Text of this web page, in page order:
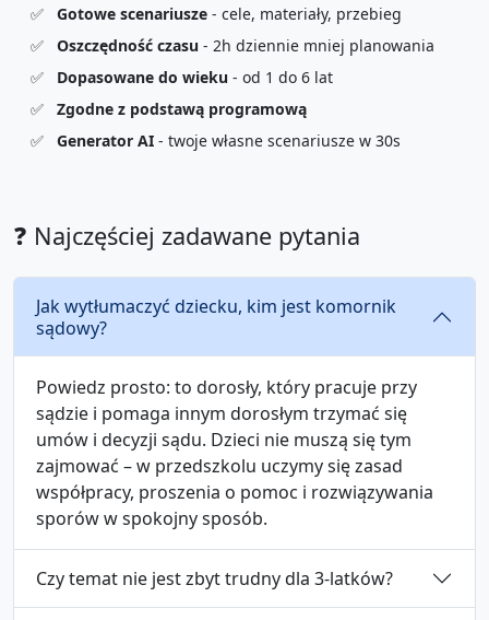
✅ Gotowe scenariusze - cele, materiały, przebieg
✅
Oszczędność czasu - 2h dziennie mniej planowania
✅
Dopasowane do wieku - od 1 do 6 lat
✅
Zgodne z podstawą programową
✅
Generator AI - twoje własne scenariusze w 30s
❓ Najczęściej zadawane pytania
Jak wytłumaczyć dziecku, kim jest komornik
sądowy?
Powiedz prosto: to dorosły, który pracuje przy
sądzie i pomaga innym dorosłym trzymać się
umów i decyzji sądu. Dzieci nie muszą się tym
zajmować – w przedszkolu uczymy się zasad
współpracy, proszenia o pomoc i rozwiązywania
sporów w spokojny sposób.
Czy temat nie jest zbyt trudny dla 3‑latków?